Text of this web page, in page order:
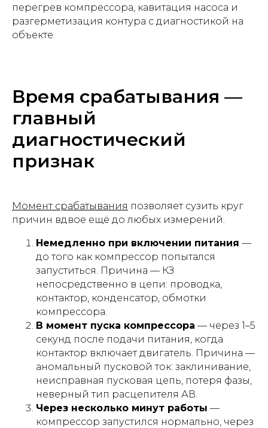
перегрев компрессора, кавитация насоса и
разгерметизация контура с диагностикой на
объекте.
Время срабатывания —
главный
диагностический
признак
Момент срабатывания позволяет сузить круг
причин вдвое ещё до любых измерений.
Немедленно при включении питания —
до того как компрессор попытался
запуститься. Причина — КЗ
непосредственно в цепи: проводка,
контактор, конденсатор, обмотки
компрессора.
В момент пуска компрессора — через 1–5
секунд после подачи питания, когда
контактор включает двигатель. Причина —
аномальный пусковой ток: заклинивание,
неисправная пусковая цепь, потеря фазы,
неверный тип расцепителя АВ.
Через несколько минут работы —
компрессор запустился нормально, через